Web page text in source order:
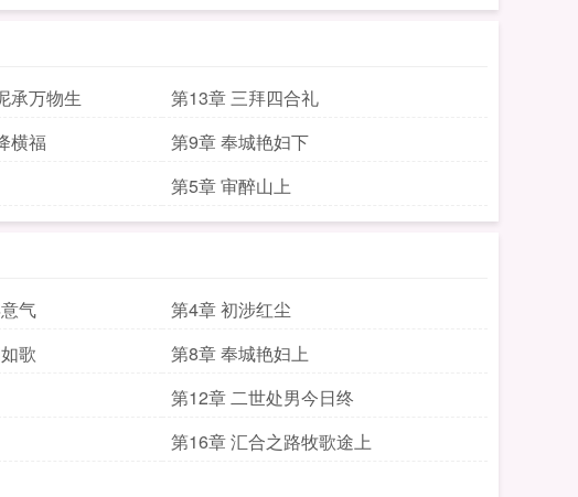
承万物生
第13章 三拜四合礼
横福
第9章 奉城艳妇下
第5章 审醉山上
气
第4章 初涉红尘
歌
第8章 奉城艳妇上
第12章 二世处男今日终
第16章 汇合之路牧歌途上